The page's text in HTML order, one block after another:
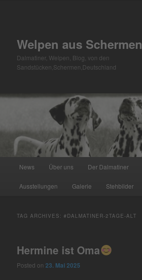
Welpen aus Schermen
Dalmatiner, Welpen, Blog, von den
Sandstücken,Schermen,Deutschland
News Über uns Der Dalmatiner
Ausstellungen Galerie Stehbilder
TAG ARCHIVES:#DALMATINER-2TAGE-ALT
Hermine ist Oma
Posted on23. Mai 2025